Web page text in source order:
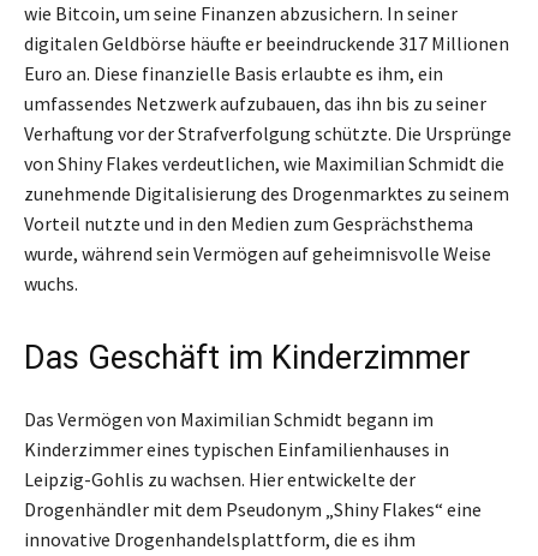
wie Bitcoin, um seine Finanzen abzusichern. In seiner
digitalen Geldbörse häufte er beeindruckende 317 Millionen
Euro an. Diese finanzielle Basis erlaubte es ihm, ein
umfassendes Netzwerk aufzubauen, das ihn bis zu seiner
Verhaftung vor der Strafverfolgung schützte. Die Ursprünge
von Shiny Flakes verdeutlichen, wie Maximilian Schmidt die
zunehmende Digitalisierung des Drogenmarktes zu seinem
Vorteil nutzte und in den Medien zum Gesprächsthema
wurde, während sein Vermögen auf geheimnisvolle Weise
wuchs.
Das Geschäft im Kinderzimmer
Das Vermögen von Maximilian Schmidt begann im
Kinderzimmer eines typischen Einfamilienhauses in
Leipzig-Gohlis zu wachsen. Hier entwickelte der
Drogenhändler mit dem Pseudonym „Shiny Flakes“ eine
innovative Drogenhandelsplattform, die es ihm